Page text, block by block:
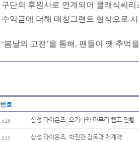
구단의 후원사로 연계되어 클래식씨
수익금에 더해 매칭그랜트 형식으로
‘봄날의 고전’을 통해, 팬들이 옛 추억
번호
526 삼성 라이온즈, 오키나와 마무리 캠프 진행
525 삼성 라이온즈, 박진만 감독과 재계약